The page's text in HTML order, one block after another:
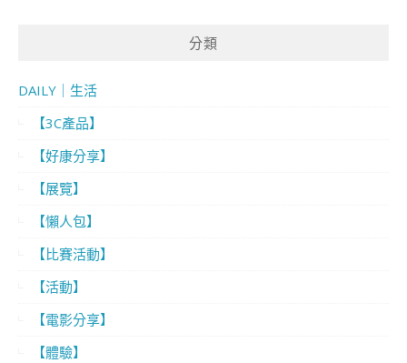
分類
DAILY｜生活
【3C產品】
【好康分享】
【展覽】
【懶人包】
【比賽活動】
【活動】
【電影分享】
【體驗】